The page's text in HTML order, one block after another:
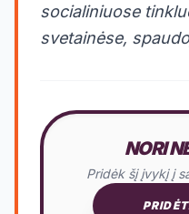
socialiniuose
svetainėse,
NORI
Pridėk šį įvykį į